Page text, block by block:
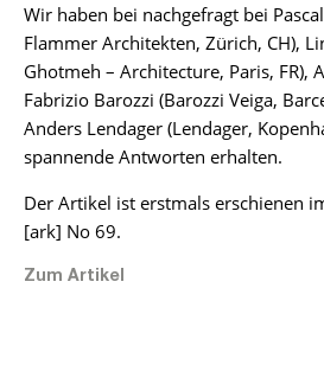
Wir haben bei nachgefragt bei
Flammer Architekten, Zürich, CH),
Ghotmeh – Architecture, Paris, FR),
Fabrizio Barozzi (Barozzi Veiga,
Anders Lendager (Lendager,
spannende Antworten erhalten.
Der Artikel ist erstmals erschienen
[ark] No 69.
Zum Artikel